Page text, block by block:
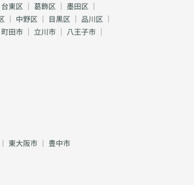
台東区 ｜ 葛飾区 ｜ 墨田区 ｜
｜ 中野区 ｜ 目黒区 ｜ 品川区 ｜
町田市 ｜ 立川市 ｜ 八王子市 ｜
｜ 東大阪市 ｜ 豊中市